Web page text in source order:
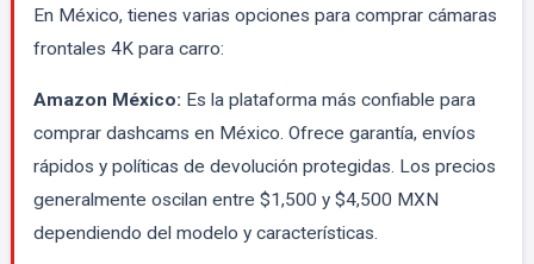
En México, tienes varias opciones para comprar cámaras
frontales 4K para carro:
Amazon México: Es la plataforma más confiable para
comprar dashcams en México. Ofrece garantía, envíos
rápidos y políticas de devolución protegidas. Los precios
generalmente oscilan entre $1,500 y $4,500 MXN
dependiendo del modelo y características.